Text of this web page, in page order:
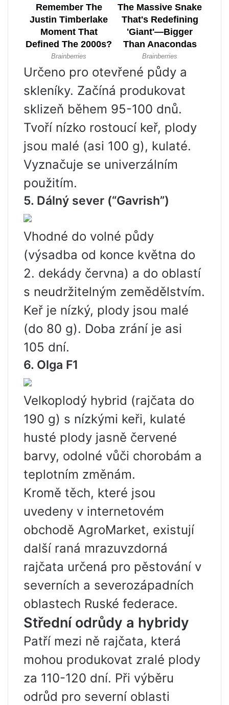
Určeno pro otevřené půdy a
skleníky. Začíná produkovat
sklizeň během 95-100 dnů.
Tvoří nízko rostoucí keř, plody
jsou malé (asi 100 g), kulaté.
Vyznačuje se univerzálním
použitím.
5. Dálný sever (“Gavrish”)
Vhodné do volné půdy
(výsadba od konce května do
2. dekády června) a do oblastí
s neudržitelným zemědělstvím.
Keř je nízký, plody jsou malé
(do 80 g). Doba zrání je asi
105 dní.
6. Olga F1
Velkoplodý hybrid (rajčata do
190 g) s nízkými keři, kulaté
husté plody jasně červené
barvy, odolné vůči chorobám a
teplotním změnám.
Kromě těch, které jsou
uvedeny v internetovém
obchodě AgroMarket, existují
další raná mrazuvzdorná
rajčata určená pro pěstování v
severních a severozápadních
oblastech Ruské federace.
Střední odrůdy a hybridy
Patří mezi ně rajčata, která
mohou produkovat zralé plody
za 110-120 dní. Při výběru
odrůd pro severní oblasti